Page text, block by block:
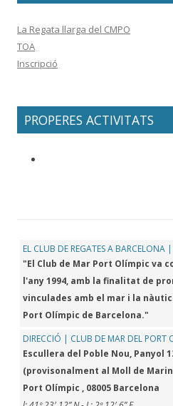
La Regata llarga del CMPO
TOA
Inscripció
PROPERES ACTIVITATS
EL CLUB DE REGATES A
"El Club de Mar Port Olímpic va
l'any 1994, amb la finalitat de
vinculades amb el mar i la
Port Olímpic de Barcelona."
DIRECCIÓ | CLUB DE MAR DEL PORT
Escullera del Poble Nou, Panyol
(provisonalment al Moll de
Port Olímpic , 08005 Barcelona